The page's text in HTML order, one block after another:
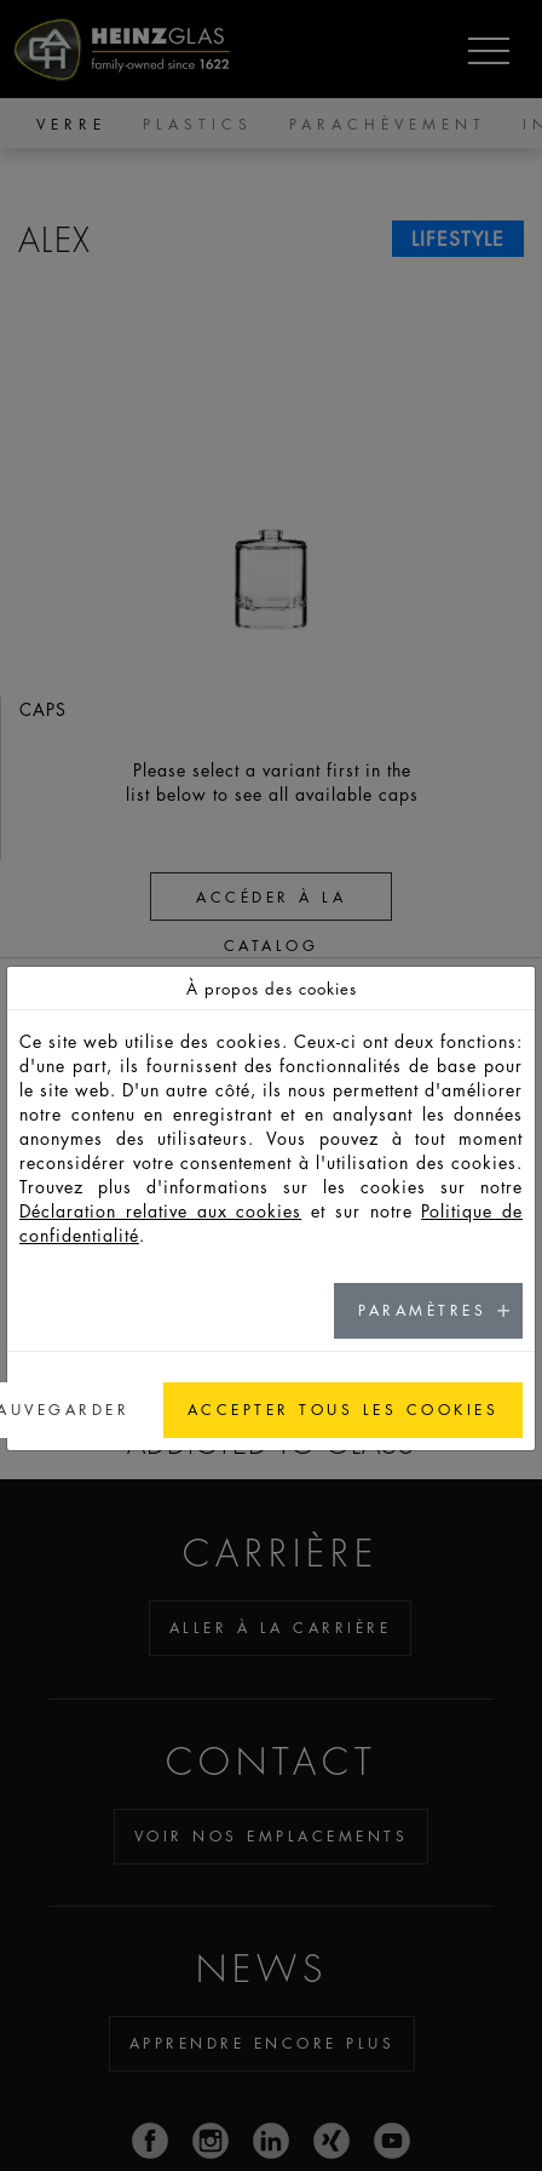
VERRE PLASTICS PARACHÈVEMENT
LIFESTYLE
ALEX
CAPS
Please select a variant first in the
list below to see all available caps
ACCÉDER À LA
CATALOG
HD12843 LSS 50 56 120 60,8 46,2 46,2 8,8
HD12844 LSS 100 108 202 104,4 46,2 46,2 8,8
ADDICTED TO GLASS
CARRIÈRE
ALLER À LA CARRIÈRE
CONTACT
VOIR NOS EMPLACEMENTS
NEWS
APPRENDRE ENCORE PLUS
À propos des cookies
Ce site web utilise des cookies. Ceux-ci ont deux fonctions:
d'une part, ils fournissent des fonctionnalités de base pour
le site web. D'un autre côté, ils nous permettent d'améliorer
notre contenu en enregistrant et en analysant les données
anonymes des utilisateurs. Vous pouvez à tout moment
reconsidérer votre consentement à l'utilisation des cookies.
Trouvez plus d'informations sur les cookies sur notre
Déclaration relative aux cookies et sur notre Politique de
confidentialité.
PARAMÈTRES
ACCEPTER TOUS LES COOKIES